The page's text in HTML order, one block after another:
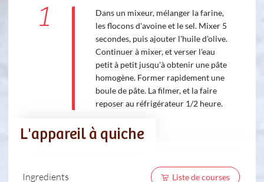
1
Dans un mixeur, mélanger la farine,
les flocons d'avoine et le sel. Mixer 5
secondes, puis ajouter l'huile d'olive.
Continuer à mixer, et verser l'eau
petit à petit jusqu'à obtenir une pâte
homogène. Former rapidement une
boule de pâte. La filmer, et la faire
reposer au réfrigérateur 1/2 heure.
L'appareil à quiche
Ingredients Liste de courses